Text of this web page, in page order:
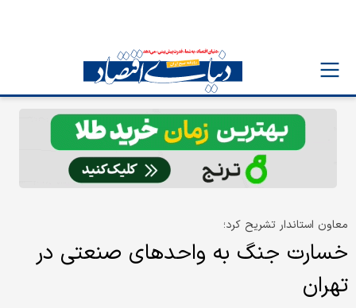
معاون استاندار تشریح کرد؛
خسارت جنگ به واحدهای صنعتی در
تهران